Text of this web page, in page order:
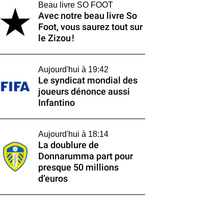
Beau livre SO FOOT
Avec notre beau livre So
Foot, vous saurez tout sur
le Zizou !
Aujourd'hui à 19:42
Le syndicat mondial des
joueurs dénonce aussi
Infantino
Aujourd'hui à 18:14
La doublure de
Donnarumma part pour
presque 50 millions
d’euros